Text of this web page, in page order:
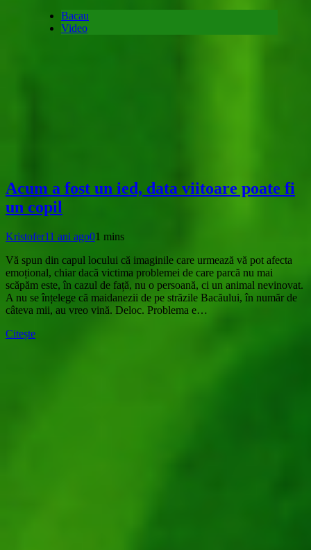
Bacau
Video
Acum a fost un ied, data viitoare poate fi
un copil
Kristofer11 ani ago01 mins
Vă spun din capul locului că imaginile care urmează vă pot afecta
emoțional, chiar dacă victima problemei de care parcă nu mai
scăpăm este, în cazul de față, nu o persoană, ci un animal nevinovat.
A nu se înțelege că maidanezii de pe străzile Bacăului, în număr de
câteva mii, au vreo vină. Deloc. Problema e…
Citește